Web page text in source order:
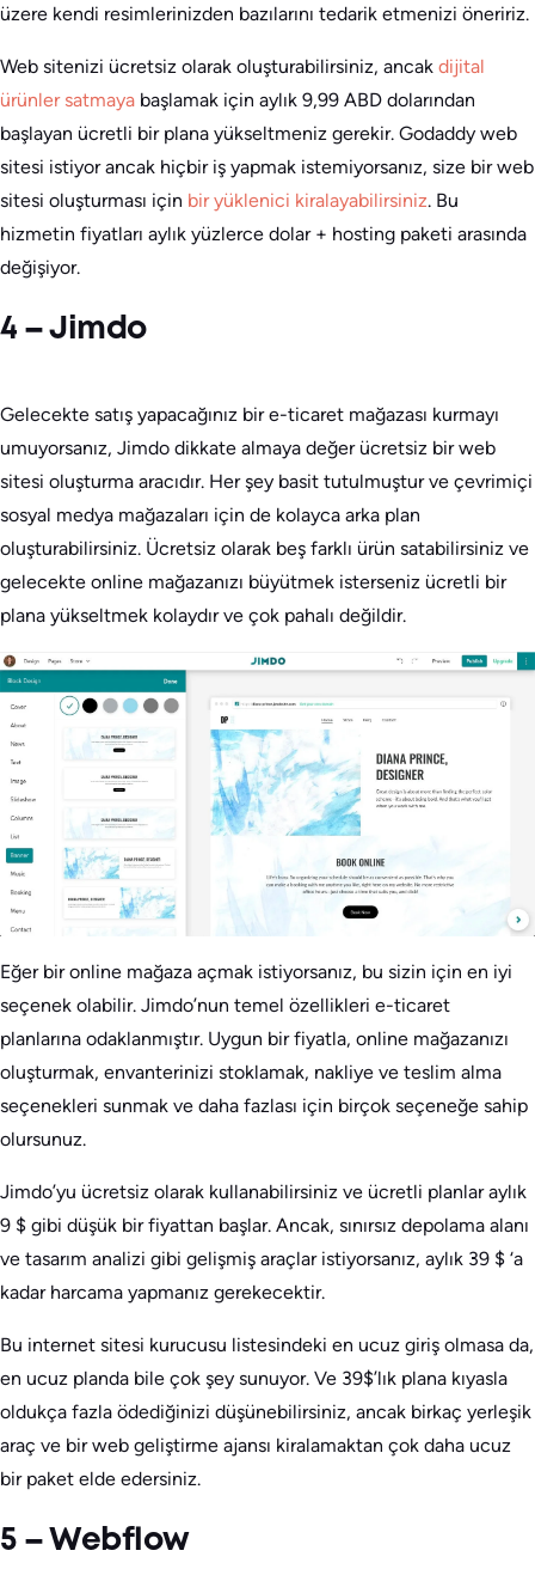
üzere kendi resimlerinizden bazılarını tedarik etmenizi öneririz.
Web sitenizi ücretsiz olarak oluşturabilirsiniz, ancak dijital
ürünler satmaya başlamak için aylık 9,99 ABD dolarından
başlayan ücretli bir plana yükseltmeniz gerekir. Godaddy web
sitesi istiyor ancak hiçbir iş yapmak istemiyorsanız, size bir web
sitesi oluşturması için bir yüklenici kiralayabilirsiniz. Bu
hizmetin fiyatları aylık yüzlerce dolar + hosting paketi arasında
değişiyor.
4 – Jimdo
Gelecekte satış yapacağınız bir e-ticaret mağazası kurmayı
umuyorsanız, Jimdo dikkate almaya değer ücretsiz bir web
sitesi oluşturma aracıdır. Her şey basit tutulmuştur ve çevrimiçi
sosyal medya mağazaları için de kolayca arka plan
oluşturabilirsiniz. Ücretsiz olarak beş farklı ürün satabilirsiniz ve
gelecekte online mağazanızı büyütmek isterseniz ücretli bir
plana yükseltmek kolaydır ve çok pahalı değildir.
Eğer bir online mağaza açmak istiyorsanız, bu sizin için en iyi
seçenek olabilir. Jimdo’nun temel özellikleri e-ticaret
planlarına odaklanmıştır. Uygun bir fiyatla, online mağazanızı
oluşturmak, envanterinizi stoklamak, nakliye ve teslim alma
seçenekleri sunmak ve daha fazlası için birçok seçeneğe sahip
olursunuz.
Jimdo’yu ücretsiz olarak kullanabilirsiniz ve ücretli planlar aylık
9 $ gibi düşük bir fiyattan başlar. Ancak, sınırsız depolama alanı
ve tasarım analizi gibi gelişmiş araçlar istiyorsanız, aylık 39 $ ‘a
kadar harcama yapmanız gerekecektir.
Bu internet sitesi kurucusu listesindeki en ucuz giriş olmasa da,
en ucuz planda bile çok şey sunuyor. Ve 39$’lık plana kıyasla
oldukça fazla ödediğinizi düşünebilirsiniz, ancak birkaç yerleşik
araç ve bir web geliştirme ajansı kiralamaktan çok daha ucuz
bir paket elde edersiniz.
5 – Webflow